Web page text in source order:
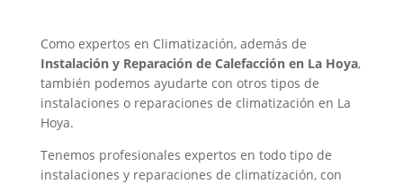
Como expertos en Climatización, además de
Instalación y Reparación de Calefacción en La Hoya,
también podemos ayudarte con otros tipos de
instalaciones o reparaciones de climatización en La
Hoya.
Tenemos profesionales expertos en todo tipo de
instalaciones y reparaciones de climatización, con